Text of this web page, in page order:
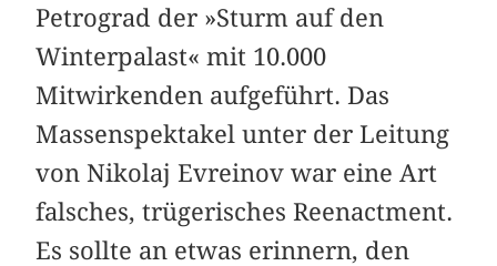
Petrograd der »Sturm auf den
Winterpalast« mit 10.000
Mitwirkenden aufgeführt. Das
Massenspektakel unter der Leitung
von Nikolaj Evreinov war eine Art
falsches, trügerisches Reenactment.
Es sollte an etwas erinnern, den